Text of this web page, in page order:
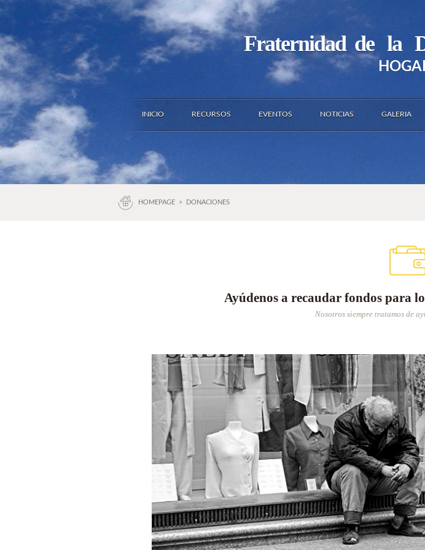
Fraternidad de la
INICIO RECURSOS EVENTOS NOTICIAS GALERIA
HOMEPAGE > DONACIONES
Ayúdenos a recaudar fondos para
Nosotros siempre tratamos de